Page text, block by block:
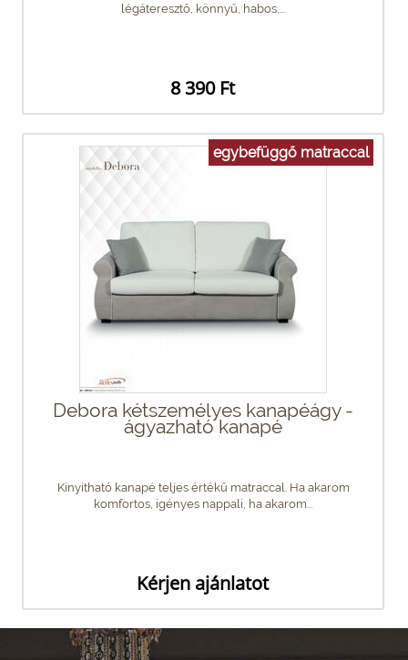
légáteresztő, könnyű, habos,...
8 390 Ft
egybefüggő matraccal
Debora kétszemélyes kanapéágy -
ágyazható kanapé
Kinyitható kanapé teljes értékű matraccal. Ha akarom
komfortos, igényes nappali, ha akarom...
Kérjen ajánlatot